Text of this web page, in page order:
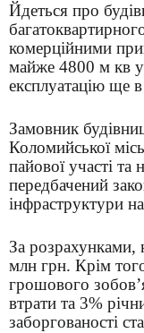
Йдеться про
комерційними
майже 4800 м кв
експлуатацію ще
Замовник
Коломийської
пайової участі
передбачений
інфраструктури
За розрахунками,
млн грн. Крім
грошового
втрати та 3%
заборгованості